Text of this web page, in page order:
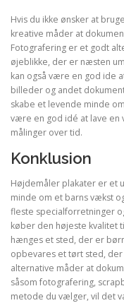
Hvis du ikke ønsker at
kreative måder at
Fotografering er et godt
øjeblikke, der er næsten
kan også være en god ide
billeder og andet
skabe et levende minde
være en god idé at lave en
målinger over tid.
Konklusion
Højdemåler plakater er et
minde om et barns vækst
fleste specialforretninger
køber den højeste kvalitet
hænges et sted, der er
opbevares et tørt sted,
alternative måder at
såsom fotografering,
metode du vælger, vil det